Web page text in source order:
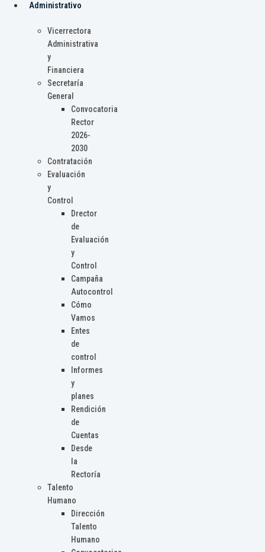
Administrativo
Vicerrectora
Administrativa
y
Financiera
Secretaría
General
Convocatoria
Rector
2026-
2030
Contratación
Evaluación
y
Control
Drector
de
Evaluación
y
Control
Campaña
Autocontrol
Cómo
Vamos
Entes
de
control
Informes
y
planes
Rendición
de
Cuentas
Desde
la
Rectoría
Talento
Humano
Dirección
Talento
Humano